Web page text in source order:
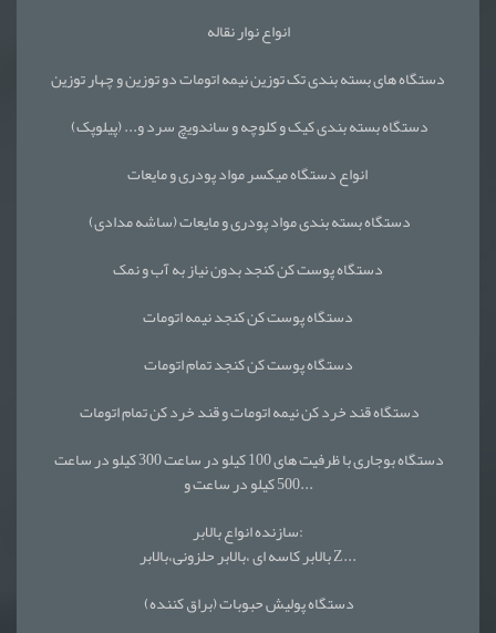
انواع نوار نقاله
دستگاه های بسته بندی تک توزین نیمه اتومات دو توزین و چهار توزین
دستگاه بسته بندی کیک و کلوچه و ساندویچ سرد و... (پیلوپک)
انواع دستگاه میکسر مواد پودری و مایعات
دستگاه بسته بندی مواد پودری و مایعات (ساشه مدادی)
دستگاه پوست کن کنجد نیمه اتومات
دستگاه پوست کن کنجد تمام اتومات
دستگاه قند خرد کن نیمه اتومات و قند خرد کن تمام اتومات
500 کیلو در ساعت و...
سازنده انواع بالابر:
بالابر کاسه ای ،بالابر حلزونی،بالابر Z...
دستگاه پولیش حبوبات (براق کننده)